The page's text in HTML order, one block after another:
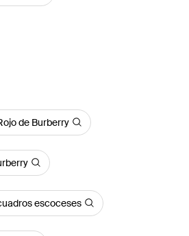
de Burberry
escoceses